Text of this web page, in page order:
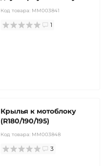
Код товара: MM003841
1
Крылья к мотоблоку
(R180/190/195)
Код товара: MM003848
3